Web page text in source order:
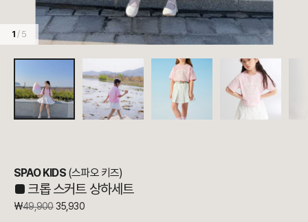
1 / 5
SPAO KIDS (스파오 키즈)
■ 크롭 스커트 상하세트
₩49,900 35,930